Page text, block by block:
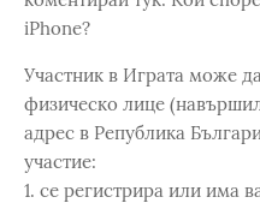
iPhone?
Участник в Играта може
физическо лице
адрес в Република
участие:
1. се регистрира или има